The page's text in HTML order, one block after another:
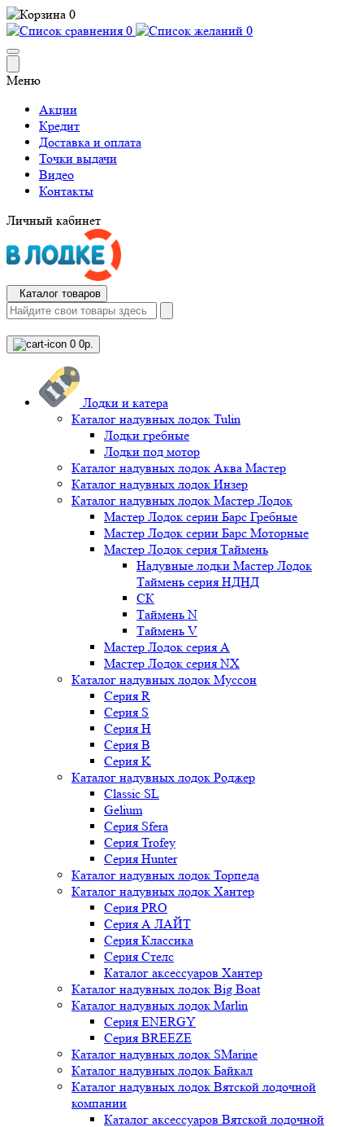
0
0
0
Меню
Акции
Кредит
Доставка и оплата
Точки выдачи
Видео
Контакты
Личный кабинет
Каталог товаров
0 0р.
Лодки и катера
Каталог надувных лодок Tulin
Лодки гребные
Лодки под мотор
Каталог надувных лодок Аква Мастер
Каталог надувных лодок Инзер
Каталог надувных лодок Мастер Лодок
Мастер Лодок серии Барс Гребные
Мастер Лодок серии Барс Моторные
Мастер Лодок серия Таймень
Надувные лодки Мастер Лодок
Таймень серия НДНД
СК
Таймень N
Таймень V
Мастер Лодок серия А
Мастер Лодок серия NX
Каталог надувных лодок Муссон
Серия R
Серия S
Серия H
Серия B
Серия K
Каталог надувных лодок Роджер
Classic SL
Gelium
Серия Sfera
Серия Trofey
Серия Hunter
Каталог надувных лодок Торпеда
Каталог надувных лодок Хантер
Серия PRO
Серия А ЛАЙТ
Серия Классика
Серия Стелс
Каталог аксессуаров Хантер
Каталог надувных лодок Big Boat
Каталог надувных лодок Marlin
Серия ENERGY
Серия BREEZE
Каталог надувных лодок SMarine
Каталог надувных лодок Байкал
Каталог надувных лодок Вятской лодочной
компании
Каталог аксессуаров Вятской лодочной